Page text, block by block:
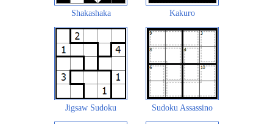
Shakashaka Kakuro
Jigsaw Sudoku Sudoku Assassino